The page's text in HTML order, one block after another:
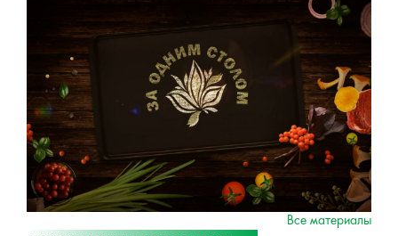
Все материалы